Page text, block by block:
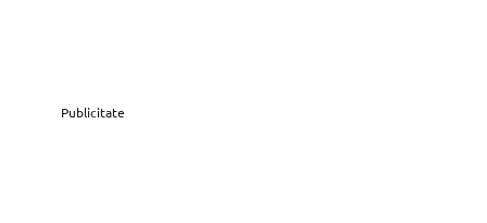
Publicitate